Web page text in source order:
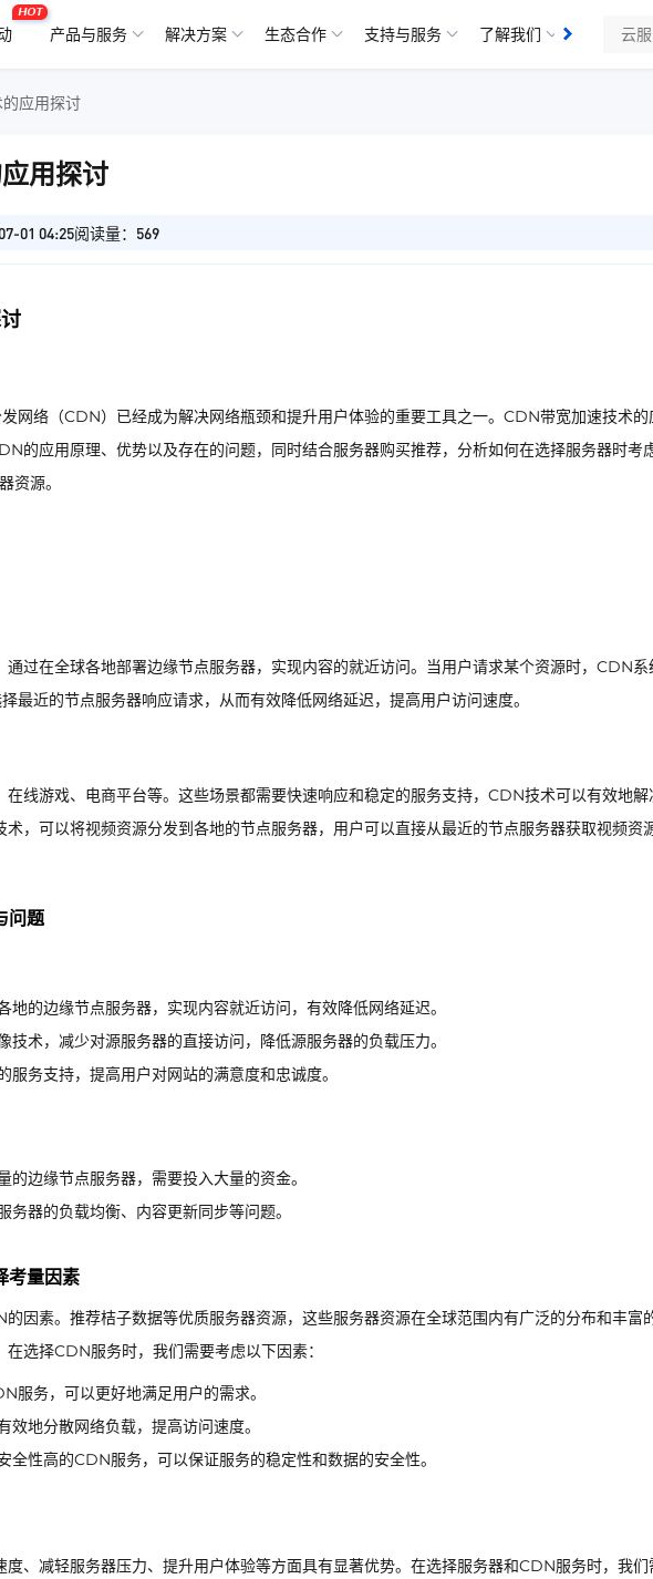
HOT
产品与服务 解决方案 生态合作 支持与服务 了解我们
应用探讨
用探讨
01 04:25阅读量：569
网络（CDN）已经成为解决网络瓶颈和提升用户体验的重要工具之一。CDN带宽加速技术的
的应用原理、优势以及存在的问题，同时结合服务器购买推荐，分析如何在选择服务器时考
资源。
过在全球各地部署边缘节点服务器，实现内容的就近访问。当用户请求某个资源时，CDN系
最近的节点服务器响应请求，从而有效降低网络延迟，提高用户访问速度。
线游戏、电商平台等。这些场景都需要快速响应和稳定的服务支持，CDN技术可以有效地解
，可以将视频资源分发到各地的节点服务器，用户可以直接从最近的节点服务器获取视频资
问题
地的边缘节点服务器，实现内容就近访问，有效降低网络延迟。
技术，减少对源服务器的直接访问，降低源服务器的负载压力。
务支持，提高用户对网站的满意度和忠诚度。
边缘节点服务器，需要投入大量的资金。
器的负载均衡、内容更新同步等问题。
考量因素
因素。推荐桔子数据等优质服务器资源，这些服务器资源在全球范围内有广泛的分布和丰富
选择CDN服务时，我们需要考虑以下因素：
服务，可以更好地满足用户的需求。
地分散网络负载，提高访问速度。
全性高的CDN服务，可以保证服务的稳定性和数据的安全性。
、减轻服务器压力、提升用户体验等方面具有显著优势。在选择服务器和CDN服务时，我们